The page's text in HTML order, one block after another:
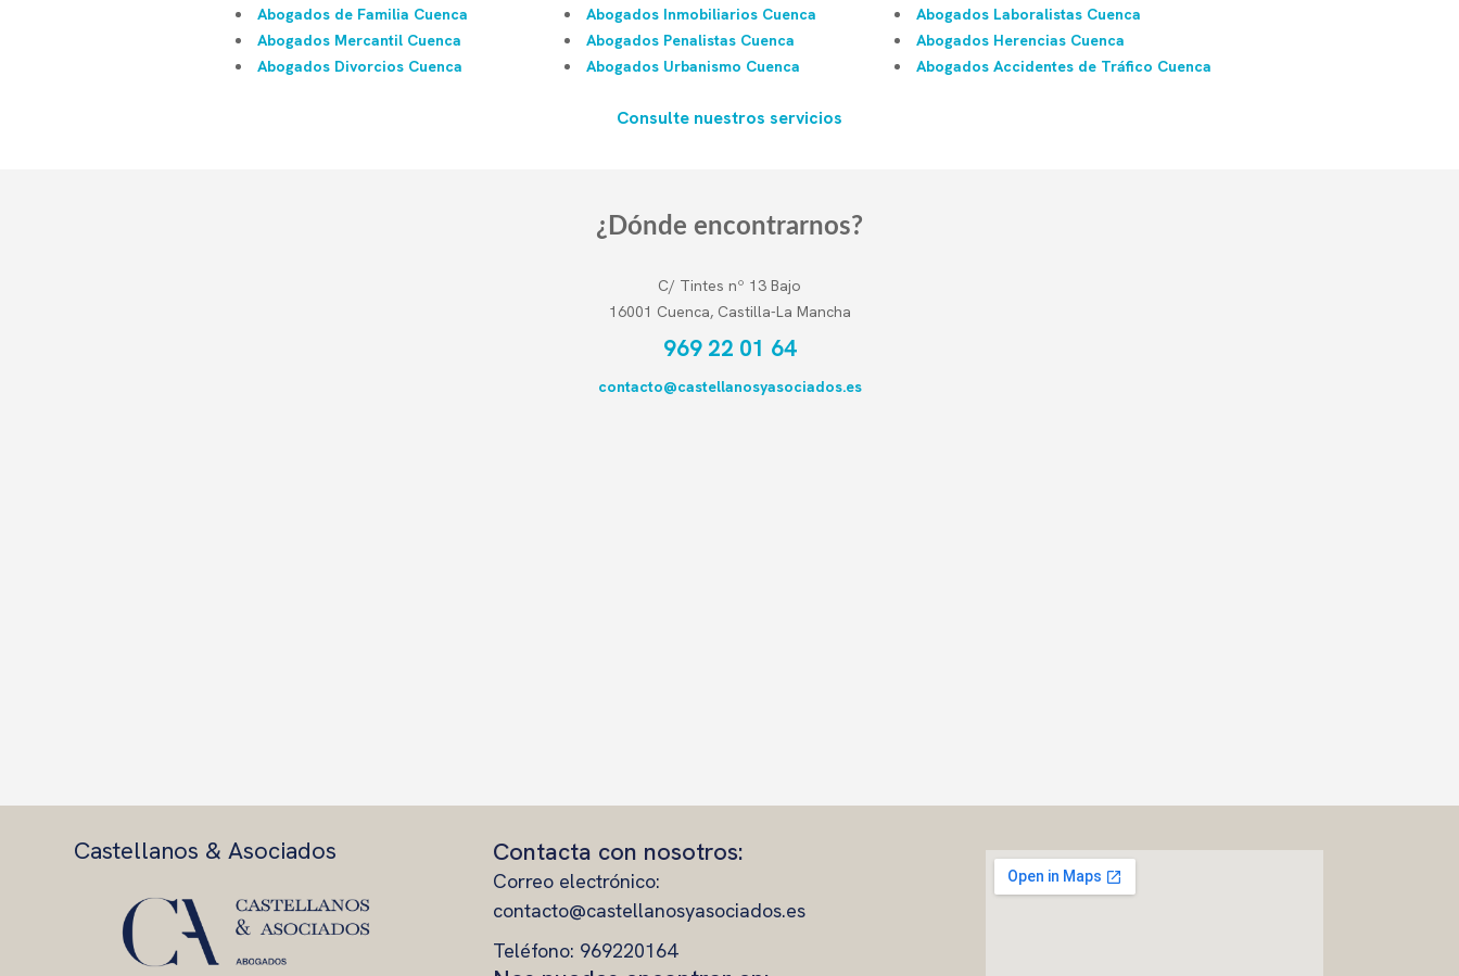
Abogados de Familia Cuenca
Abogados Inmobiliarios Cuenca
Abogados Laboralistas Cuenca
Abogados Mercantil Cuenca
Abogados Penalistas Cuenca
Abogados Herencias Cuenca
Abogados Divorcios Cuenca
Abogados Urbanismo Cuenca Abogados Accidentes de Tráfico Cuenca
Consulte nuestros servicios
¿Dónde encontrarnos?
C/ Tintes nº 13 Bajo
16001 Cuenca, Castilla-La Mancha
969 22 01 64
contacto@castellanosyasociados.es
Castellanos & Asociados Contacta con nosotros:
Correo electrónico:
contacto@castellanosyasociados.es
Teléfono: 969220164